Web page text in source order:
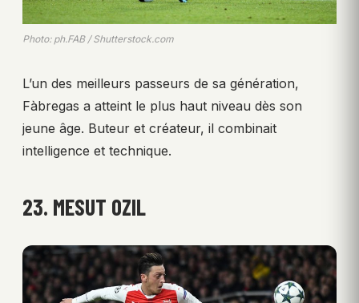
Photo: ph.FAB / Shutterstock.com
L’un des meilleurs passeurs de sa génération,
Fàbregas a atteint le plus haut niveau dès son
jeune âge. Buteur et créateur, il combinait
intelligence et technique.
23. MESUT OZIL